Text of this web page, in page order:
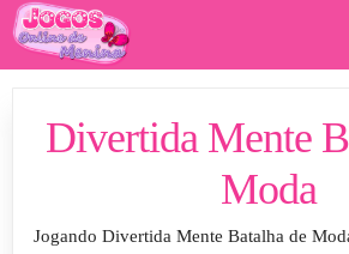
Divertida Mente
Moda
Jogando Divertida Mente Batalha de